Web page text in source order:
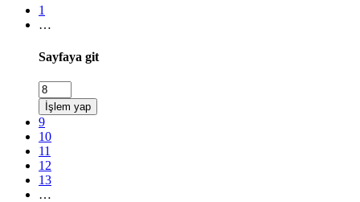
1
…
Sayfaya git
İşlem yap
9
10
11
12
13
…